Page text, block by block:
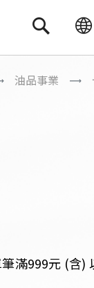
油品事業
滿999元 (含)